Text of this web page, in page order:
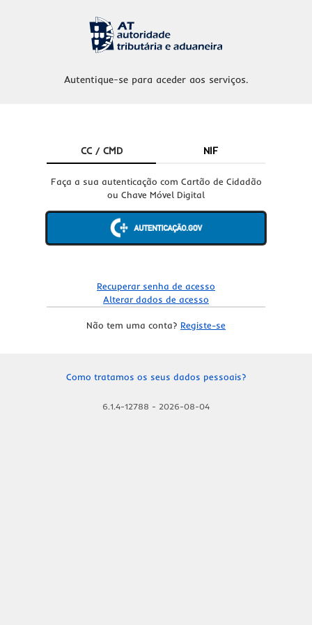
Autentique-se para aceder aos serviços.
CC / CMD NIF
Faça a sua autenticação com Cartão de Cidadão
ou Chave Móvel Digital
Recuperar senha de acesso
Alterar dados de acesso
Não tem uma conta? Registe-se
Como tratamos os seus dados pessoais?
6.1.4-12788 - 2026-08-04